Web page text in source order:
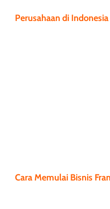
Perusahaan di Indonesia
Cara Memulai Bisnis